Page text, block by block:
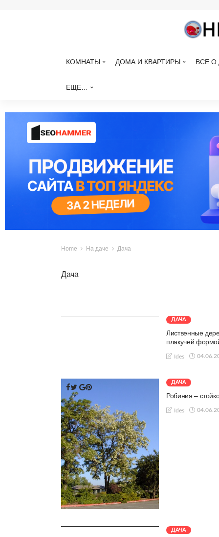
КОМНАТЫ ДОМА И КВАРТИРЫ ВСЕ О
ЕЩЕ…
Home На даче Дача
Дача
ДАЧА
Лиственные
плакучей
Ides
ДАЧА
Робиния –
Ides
ДАЧА